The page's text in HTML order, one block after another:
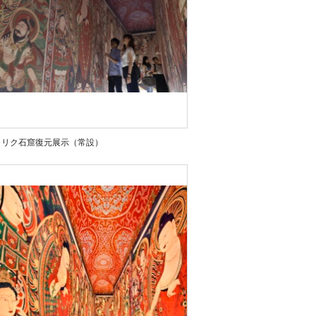
ク石窟復元展示（常設）